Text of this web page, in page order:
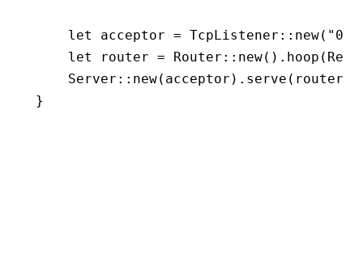
    let
acceptor = TcpListener :: new(
    let
router = Router :: new() . hoop
    Server
:: new(acceptor) . serve (router)
}